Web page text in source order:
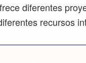
diferentes
recursos